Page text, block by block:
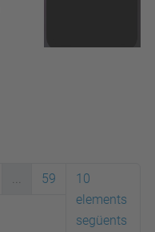
... 59
10
elements
següents